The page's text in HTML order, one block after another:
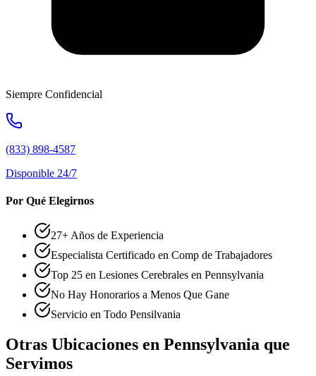
Siempre Confidencial
(833) 898-4587
Disponible 24/7
Por Qué Elegirnos
27+ Años de Experiencia
Especialista Certificado en Comp de Trabajadores
Top 25 en Lesiones Cerebrales en Pennsylvania
No Hay Honorarios a Menos Que Gane
Servicio en Todo Pensilvania
Otras Ubicaciones en Pennsylvania que
Servimos